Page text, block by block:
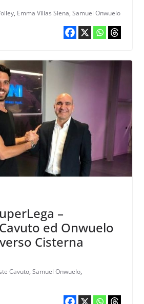
, Emma Villas Siena, Samuel Onwuelo
–
ed Onwuelo
Cisterna
Cavuto, Samuel Onwuelo,